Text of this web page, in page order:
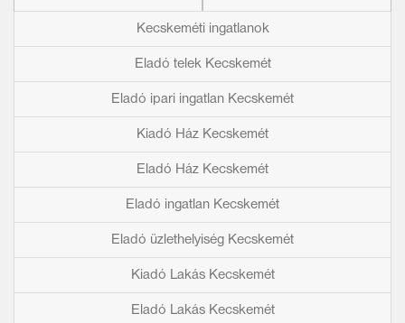
Kecskeméti ingatlanok
Eladó telek Kecskemét
Eladó ipari ingatlan Kecskemét
Kiadó Ház Kecskemét
Eladó Ház Kecskemét
Eladó ingatlan Kecskemét
Eladó üzlethelyiség Kecskemét
Kiadó Lakás Kecskemét
Eladó Lakás Kecskemét